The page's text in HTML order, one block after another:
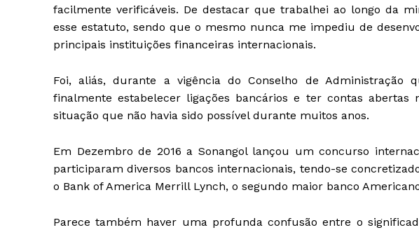
facilmente verificáveis. De destacar que trabalhei ao longo da
esse estatuto, sendo que o mesmo nunca me impediu de
principais instituições financeiras internacionais.
Foi, aliás, durante a vigência do Conselho de Administração
finalmente estabelecer ligações bancários e ter contas abertas
situação que não havia sido possível durante muitos anos.
Em Dezembro de 2016 a Sonangol lançou um concurso
participaram diversos bancos internacionais, tendo-se
o Bank of America Merrill Lynch, o segundo maior banco
Parece também haver uma profunda confusão entre o